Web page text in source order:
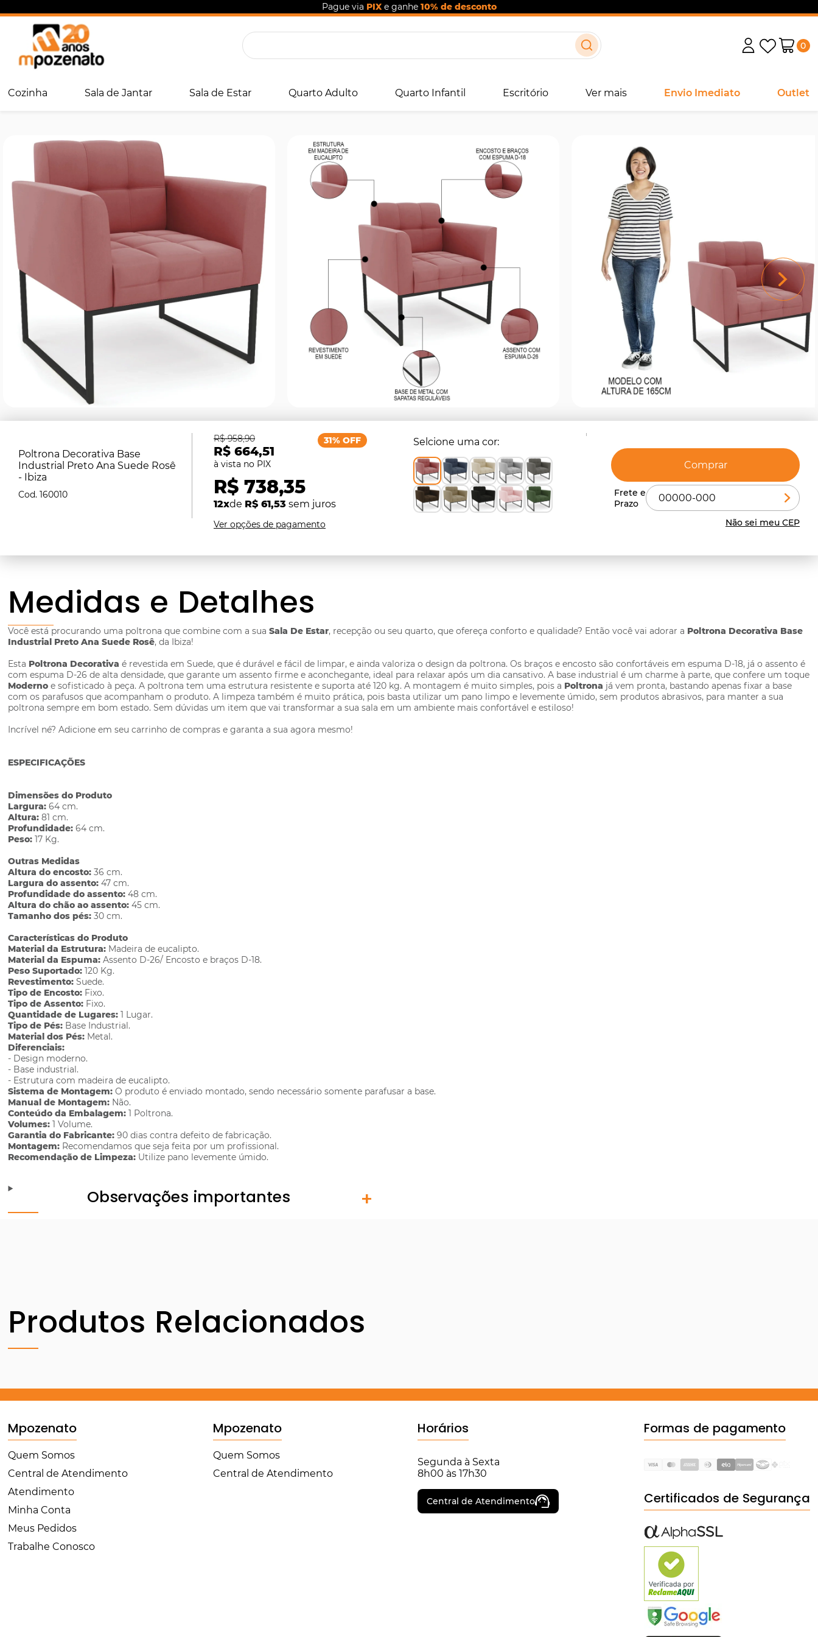
Pague via PIXe ganhe 10% de desconto
0
Cozinha Sala de Jantar Sala de Estar Quarto Adulto Quarto Infantil Escritório Ver mais Envio Imediato Outlet
Poltrona Decorativa Base
Industrial Preto Ana Suede Rosê
- Ibiza
160010
R$ 664,51
R$ 958,90
R$ 738,35
12xde R$ 61,53 sem juros
31% OFF
Ver opções de pagamento
Selcione uma cor
Comprar
Não sei meu CEP
Medidas e Detalhes
Você está procurando uma poltrona que combine com a suaSala De Estar, recepção ou seu quarto, que ofereça conforto e qualidade? Então você vai adorar a Poltrona Decorativa Base
Industrial Preto Ana Suede Rosê, da Ibiza!
Esta Poltrona Decorativa é revestida em Suede, que é durável e fácil de limpar, e ainda valoriza o design da poltrona. Os braços e encosto são confortáveis em espuma D-18, já o assento é
com espuma D-26 de alta densidade, que garante um assento firme e aconchegante, ideal para relaxar após um dia cansativo. A base industrial é um charme à parte, que confere um toque
Moderno e sofisticado à peça. A poltrona tem uma estrutura resistente e suporta até 120 kg. A montagem é muito simples, pois a Poltrona já vem pronta, bastando apenas fixar a base
com os parafusos que acompanham o produto. A limpeza também é muito prática, pois basta utilizar um pano limpo e levemente úmido, sem produtos abrasivos, para manter a sua
poltrona sempre em bom estado. Sem dúvidas um item que vai transformar a sua sala em um ambiente mais confortável e estiloso!
Incrível né? Adicione em seu carrinho de compras e garanta a sua agora mesmo!
ESPECIFICAÇÕES
Dimensões do Produto
Largura: 64 cm.
Altura: 81 cm.
Profundidade: 64 cm.
Peso: 17 Kg.
Outras Medidas
Altura do encosto: 36 cm.
Largura do assento: 47 cm.
Profundidade do assento: 48 cm.
Altura do chão ao assento: 45 cm.
Tamanho dos pés: 30 cm.
Características do Produto
Material da Estrutura: Madeira de eucalipto.
Material da Espuma: Assento D-26/ Encosto e braços D-18.
Peso Suportado: 120 Kg.
Revestimento: Suede.
Tipo de Encosto: Fixo.
Tipo de Assento: Fixo.
Quantidade de Lugares: 1 Lugar.
Tipo de Pés: Base Industrial.
Material dos Pés: Metal.
Diferenciais:
- Design moderno.
- Base industrial.
- Estrutura com madeira de eucalipto.
Sistema de Montagem: O produto é enviado montado, sendo necessário somente parafusar a base.
Manual de Montagem: Não.
Conteúdo da Embalagem: 1 Poltrona.
Volumes: 1 Volume.
Garantia do Fabricante: 90 dias contra defeito de fabricação.
Montagem: Recomendamos que seja feita por um profissional.
Recomendação de Limpeza: Utilize pano levemente úmido.
Observações importantes
Produtos Relacionados
Mpozenato
Quem Somos
Central de Atendimento
Atendimento
Minha Conta
Meus Pedidos
Trabalhe Conosco
Mpozenato
Quem Somos
Central de Atendimento
Horários
Segunda à Sexta
8h00 às 17h30
Central de Atendimento
Formas de pagamento
Certificados de Segurança